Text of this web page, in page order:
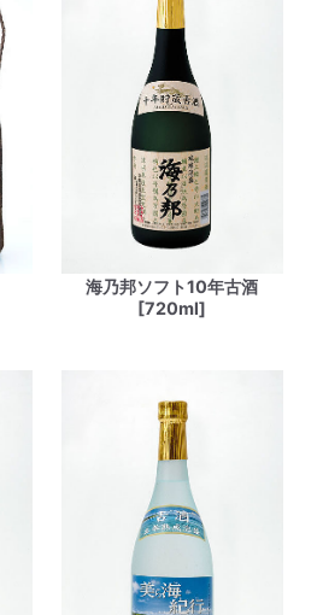
海乃邦ソフト10年古酒
[720ml]